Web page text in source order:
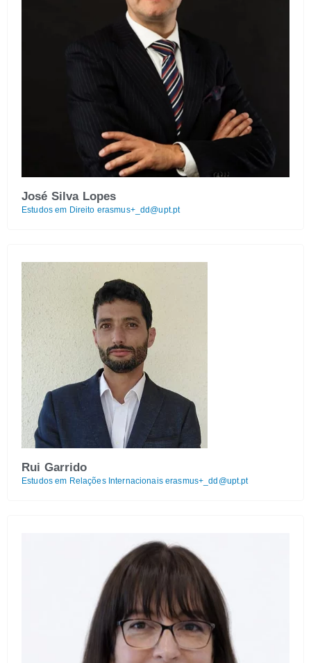
José Silva Lopes
Estudos em Direito erasmus+_dd@upt.pt
Rui Garrido
Estudos em Relações Internacionaiserasmus+_dd@upt.pt